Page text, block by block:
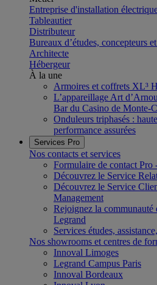
Entreprise d'installation
Tableautier
Distributeur
Bureaux d’études, concepteurs
Architecte
Hébergeur
À la une
Armoires et coffrets XL³
L’appareillage Art
Bar du Casino de Monte-
Onduleurs triphasés :
performance assurées
Services Pro
Nos contacts et services
Formulaire de contact Pro
Découvrez le Service
Découvrez le Service
Management
Rejoignez la
Legrand
Services études,
Nos showrooms et centres de
Innoval Limoges
Legrand Campus Paris
Innoval Bordeaux